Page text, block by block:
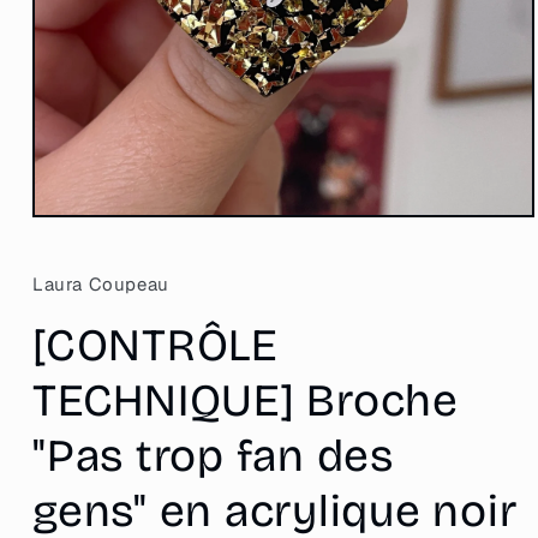
Ouvrir
1
dans
fenêtre
modale
Laura Coupeau
[CONTRÔLE
TECHNIQUE] Broche
"Pas trop fan des
gens" en acrylique noir